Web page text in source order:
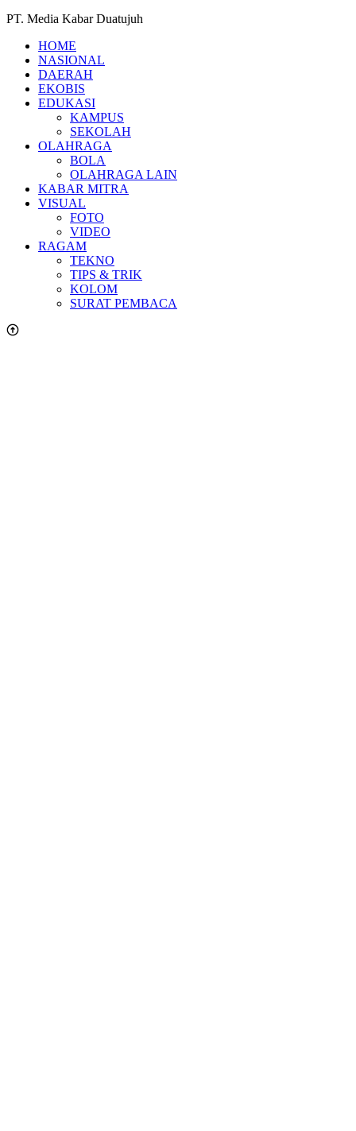
PT. Media Kabar Duatujuh
HOME
NASIONAL
DAERAH
EKOBIS
EDUKASI
KAMPUS
SEKOLAH
OLAHRAGA
BOLA
OLAHRAGA LAIN
KABAR MITRA
VISUAL
FOTO
VIDEO
RAGAM
TEKNO
TIPS & TRIK
KOLOM
SURAT PEMBACA